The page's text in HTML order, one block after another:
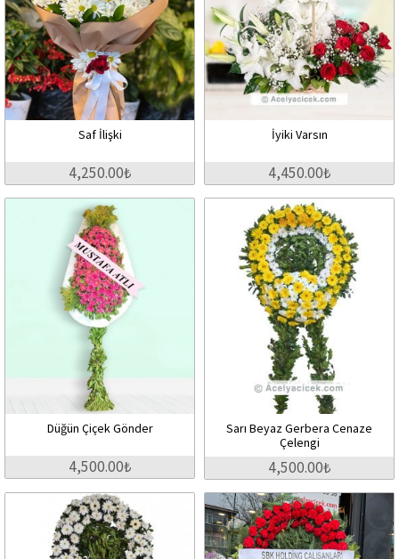
Saf İlişki
4,250.00₺
İyiki Varsın
4,450.00₺
Düğün Çiçek Gönder
4,500.00₺
Sarı Beyaz Gerbera Cenaze
Çelengi
4,500.00₺